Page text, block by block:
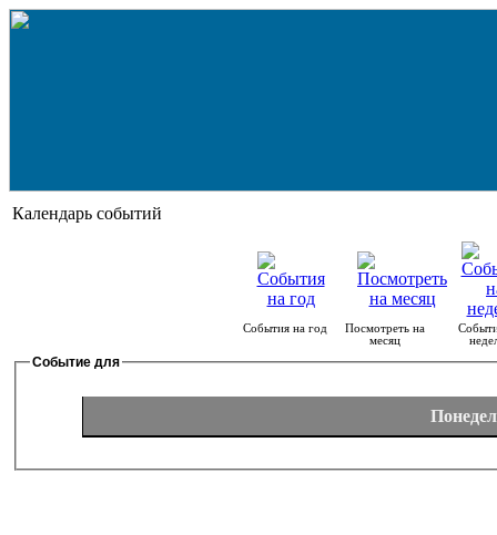
Календарь событий
События на год
Посмотреть на
месяц
Событие для